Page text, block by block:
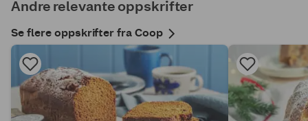
Andre relevante oppskrifter
Se flere oppskrifter fra Coop